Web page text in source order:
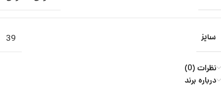
سایز 39
نظرات (0)
درباره برند